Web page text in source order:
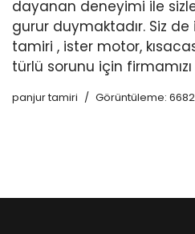
dayanan deneyimi ile
gurur duymaktadır. Siz
tamiri , ister motor,
türlü sorunu için
panjur tamiri Görüntüleme: 6682